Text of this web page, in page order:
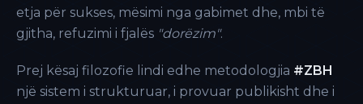
etja për sukses, mësimi nga gabimet dhe, mbi të
gjitha, refuzimi i fjalës "dorëzim".
Prej kësaj filozofie lindi edhe metodologjia #ZBH
një sistem i strukturuar, i provuar publikisht dhe i